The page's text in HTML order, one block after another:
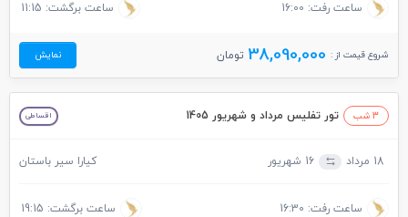
ساعت رفت: 16:00 ساعت برگشت: 11:15
شروع قیمت از : 38,090,000 تومان نمایش
3 شب تور تفلیس مرداد و شهریور 1405 اقساطی
18 مرداد 16 شهریور کیارا سیر باستان
ساعت رفت: 16:30 ساعت برگشت: 19:15